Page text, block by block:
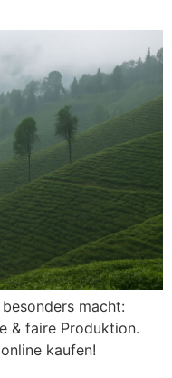
macht:
& faire Produktion.
kaufen!